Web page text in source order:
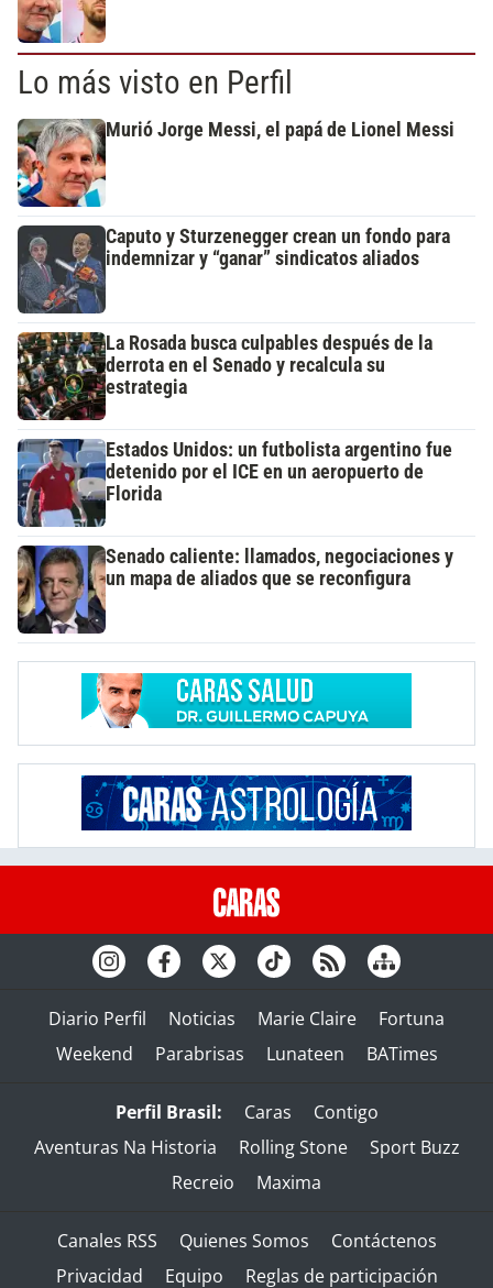
Lo más visto en Perfil
Murió Jorge Messi, el papá de Lionel Messi
Caputo y Sturzenegger crean un fondo para
indemnizar y “ganar” sindicatos aliados
La Rosada busca culpables después de la
derrota en el Senado y recalcula su
estrategia
Estados Unidos: un futbolista argentino fue
detenido por el ICE en un aeropuerto de
Florida
Senado caliente: llamados, negociaciones y
un mapa de aliados que se reconfigura
Diario Perfil Noticias Marie Claire
Fortuna
Weekend
Parabrisas Lunateen BATimes
Perfil Brasil: Caras
Contigo
Aventuras Na Historia
Rolling Stone
Sport Buzz
Recreio
Maxima
Canales RSS Quienes Somos
Contáctenos
Privacidad
Equipo Reglas de participación